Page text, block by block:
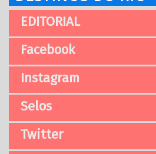
EDITORIAL
Facebook
Instagram
Selos
Twitter